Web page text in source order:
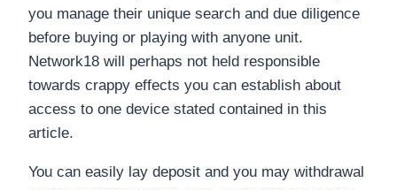
you manage their unique search and due diligence
before buying or playing with anyone unit.
Network18 will perhaps not held responsible
towards crappy effects you can establish about
access to one device stated contained in this
article.
You can easily lay deposit and you may withdrawal